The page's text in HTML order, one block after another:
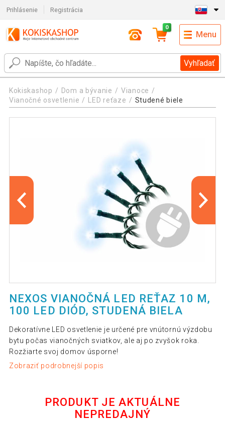
Prihlásenie Registrácia
Vyhľadať
0
Menu
Kokiskashop Dom a bývanie
Vianoce
Vianočné osvetlenie
LED reťaze Studené biele
NEXOS VIANOČNÁ LED REŤAZ 10 M,
100 LED DIÓD, STUDENÁ BIELA
Dekoratívne LED osvetlenie je určené pre vnútornú výzdobu
bytu počas vianočných sviatkov, ale aj po zvyšok roka.
Rozžiarte svoj domov úsporne!
Zobraziť podrobnejší popis
PRODUKT JE AKTUÁLNE
NEPREDAJNÝ